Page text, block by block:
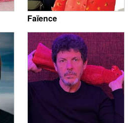
Faïence